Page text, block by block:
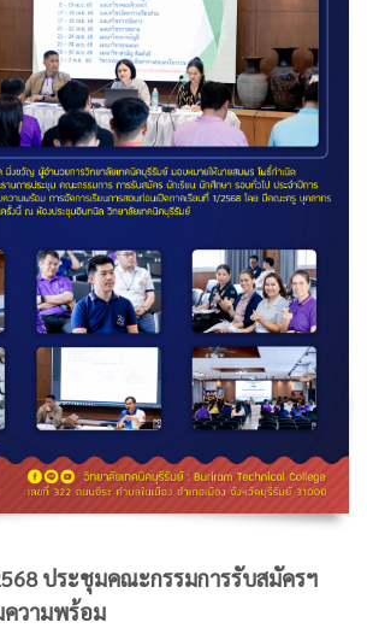
ประชุมคณะกรรมการรับสมัครฯ
ความพร้อม